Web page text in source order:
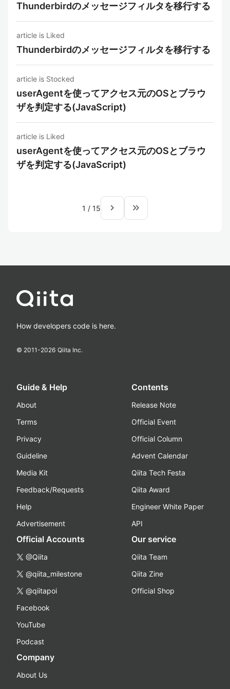
Thunderbirdのメッセージフィルタを移行する
article is Liked
Thunderbirdのメッセージフィルタを移行する
article is Stocked
userAgentを使ってアクセス元のOSとブラウ
ザを判定する(JavaScript)
article is Liked
userAgentを使ってアクセス元のOSとブラウ
ザを判定する(JavaScript)
1 / 15 navigate_next keyboard_double_arrow_right
How developers code is here.
© 2011-2026 Qiita Inc.
Guide & Help
About
Terms
Privacy
Guideline
Media Kit
Feedback/Requests
Help
Advertisement
Contents
Release Note
Official Event
Official Column
Advent Calendar
Qiita Tech Festa
Qiita Award
Engineer White Paper
API
Official Accounts
@Qiita
@qiita_milestone
@qiitapoi
Facebook
YouTube
Podcast
Our service
Qiita Team
Qiita Zine
Official Shop
Company
About Us